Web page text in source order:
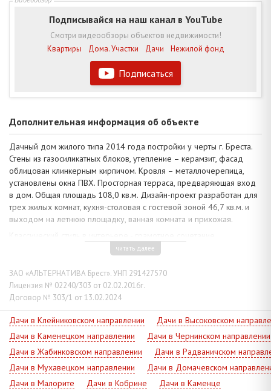
Подписаться
Подписывайся на наш канал в YouTube
Смотри видеообзоры объектов недвижимости!
Квартиры
Дома. Участки Дачи Нежилой фонд
Дополнительная информация об объекте
Дачный дом жилого типа 2014 года постройки у черты г. Бреста.
Стены из газосиликатных блоков, утепление – керамзит, фасад
облицован клинкерным кирпичом. Кровля – металлочерепица,
установлены окна ПВХ. Просторная терраса, предваряющая вход
в дом. Общая площадь 108,0 кв.м. Дизайн-проект разработан для
трех жилых комнат, кухня-столовая с гостевой зоной 46,7 кв.м. и
выходом на летнюю площадку, ванная комната и прихожая.
отделочных материалов, мебельного наполнения и элементов
потолки с дополнительным освещением, полы – плитка,
комбинированная отделка стен, есть имитация каменной кладки.
Удобная мебель определяет обстановку приоритетных зон,
встроенные шкафы-купе, в кухне – функциональный гарнитур с
бытовой техникой, обеденная группа мебели. В санузле
установлена качественная сантехника, комплектующее
оборудование.
Коммуникации: электричество, газ (отопление - газовый котел), -
централизованные, водоснабжение - скважина и гидрофор,
канализация – автономная. Домофон, волоконно-оптический
читать далее
ЗАО «АЛЬТЕРНАТИВА Брест». УНП 291427570
Лицензия № 02240/303 от 02.02.2016г.
Договор № 303/1 от 13.02.2024
Дачи в Клейниковском направлении
Дачи в Высоковском
Дачи в Каменецком направлении
Дачи в Чернинском направлении
Дачи в Жабинковском направлении
Дачи в Радваничском
Дачи в Мухавецком направлении
Дачи в Домачевском
Дачи в Малорите
Дачи в Кобрине Дачи в Каменце